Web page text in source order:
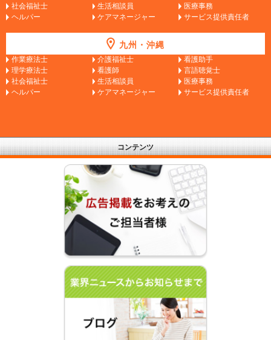
社会福祉士
生活相談員
医療事務
ヘルパー
ケアマネージャー サービス提供責任者
九州・沖縄
作業療法士 介護福祉士
看護助手
理学療法士
看護師
言語聴覚士
社会福祉士
生活相談員
医療事務
ヘルパー
ケアマネージャー サービス提供責任者
コンテンツ